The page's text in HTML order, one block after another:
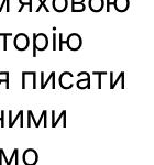
писати